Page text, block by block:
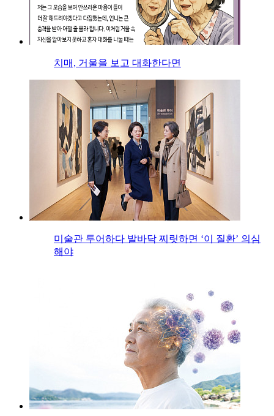
치매, 거울을 보고 대화한다면
미술관 투어하다 발바닥 찌릿하면 ‘이 질환’ 의심
해야